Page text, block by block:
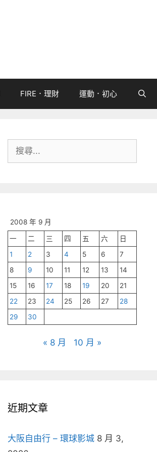
FIRE．理財 運動．初心
尋:
2008 年 9 月
一 二 三 四 五 六
日
1
2 3 4 5 6
7
8
9 10 11 12 13
14
15
16 17 18 19 20
21
22
23 24 25 26 27
28
29
30
« 8 月 10 月 »
近期文章
大阪自由行 – 環球影城 8 月 3,